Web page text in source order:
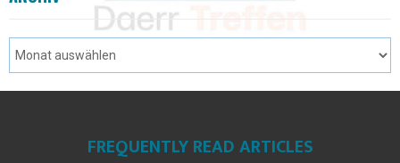
FREQUENTLY READ ARTICLES